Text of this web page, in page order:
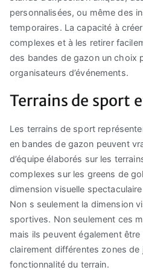
personnalisées, ou même des
temporaires. La capacité à
complexes et à les retirer
des bandes de gazon un choix
organisateurs d’événements.
Terrains de sport
Les terrains de sport
en bandes de gazon peuvent
d’équipe élaborés sur les
complexes sur les greens de
dimension visuelle
Non s seulement la dimension
sportives. Non seulement ces
mais ils peuvent également
clairement différentes zones de
fonctionnalité du terrain.